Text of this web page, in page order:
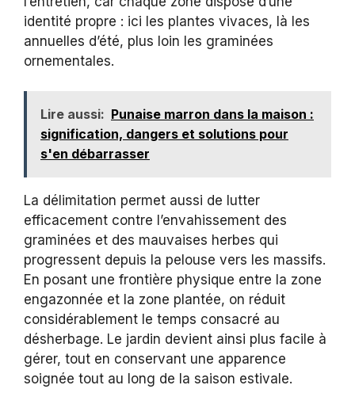
identité propre : ici les plantes vivaces, là les
annuelles d’été, plus loin les graminées
ornementales.
Lire aussi: Punaise marron dans la maison :
signification, dangers et solutions pour
s'en débarrasser
La délimitation permet aussi de lutter
efficacement contre l’envahissement des
graminées et des mauvaises herbes qui
progressent depuis la pelouse vers les massifs.
En posant une frontière physique entre la zone
engazonnée et la zone plantée, on réduit
considérablement le temps consacré au
désherbage. Le jardin devient ainsi plus facile à
gérer, tout en conservant une apparence
soignée tout au long de la saison estivale.